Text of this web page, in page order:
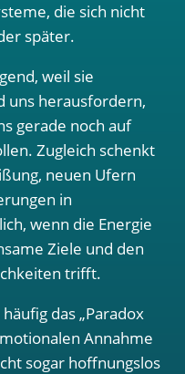
die sich nicht
später.
weil sie
uns herausfordern,
gerade noch auf
Zugleich schenkt
neuen Ufern
in
wenn die Energie
Ziele und den
trifft.
das „Paradox
Annahme
sogar hoffnungslos